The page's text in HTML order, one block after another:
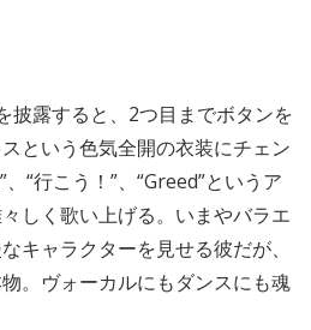
披露すると、2つ目までボタンを
という色気全開の衣装にチェン
“行こう！”、“Greed”というア
しく歌い上げる。いまやバラエ
キャラクターを見せる彼だが、
。ヴォーカルにもダンスにも魂